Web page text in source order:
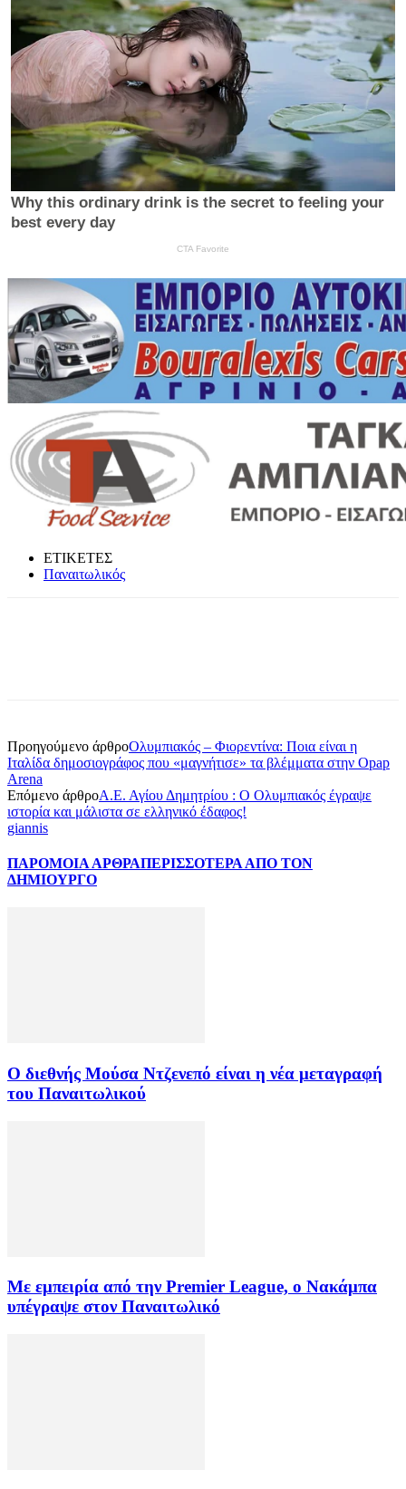
ΕΤΙΚΕΤΕΣ
Παναιτωλικός
Προηγούμενο άρθροΟλυμπιακός – Φιορεντίνα: Ποια είναι η
Ιταλίδα δημοσιογράφος που «μαγνήτισε» τα βλέμματα στην Opap
Arena
Επόμενο άρθροΑ.Ε. Αγίου Δημητρίου : Ο Ολυμπιακός έγραψε
ιστορία και μάλιστα σε ελληνικό έδαφος!
giannis
ΠΑΡΟΜΟΙΑ ΑΡΘΡΑΠΕΡΙΣΣΟΤΕΡΑ ΑΠΟ ΤΟΝ
ΔΗΜΙΟΥΡΓΟ
Ο διεθνής Μούσα Ντζενεπό είναι η νέα μεταγραφή
του Παναιτωλικού
Με εμπειρία από την Premier League, ο Νακάμπα
υπέγραψε στον Παναιτωλικό